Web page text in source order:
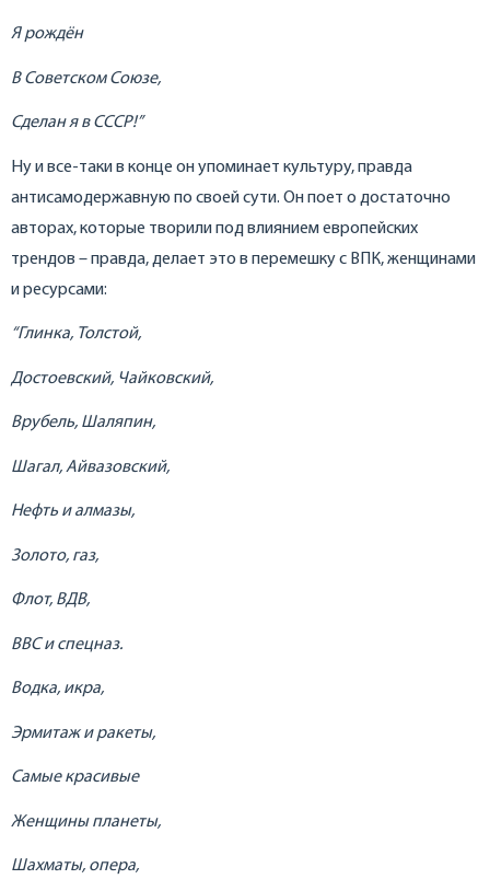
Я рождён
В Советском Союзе,
Сделан я в СССР!”
Ну и все-таки в конце он упоминает культуру, правда
антисамодержавную по своей сути. Он поет о достаточно
авторах, которые творили под влиянием европейских
трендов – правда, делает это в перемешку с ВПК, женщинами
и ресурсами:
“Глинка, Толстой,
Достоевский, Чайковский,
Врубель, Шаляпин,
Шагал, Айвазовский,
Нефть и алмазы,
Золото, газ,
Флот, ВДВ,
ВВС и спецназ.
Водка, икра,
Эрмитаж и ракеты,
Самые красивые
Женщины планеты,
Шахматы, опера,